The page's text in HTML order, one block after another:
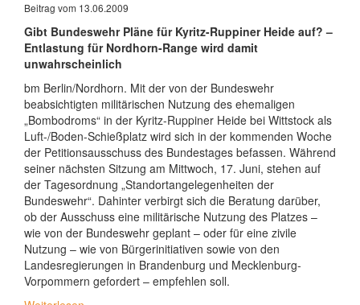
Beitrag vom 13.06.2009
Gibt Bundeswehr Pläne für Kyritz-Ruppiner Heide auf? –
Entlastung für Nordhorn-Range wird damit
unwahrscheinlich
bm Berlin/Nordhorn. Mit der von der Bundeswehr
beabsichtigten militärischen Nutzung des ehemaligen
„Bombodroms“ in der Kyritz-Ruppiner Heide bei Wittstock als
Luft-/Boden-Schießplatz wird sich in der kommenden Woche
der Petitionsausschuss des Bundestages befassen. Während
seiner nächsten Sitzung am Mittwoch, 17. Juni, stehen auf
der Tagesordnung „Standortangelegenheiten der
Bundeswehr“. Dahinter verbirgt sich die Beratung darüber,
ob der Ausschuss eine militärische Nutzung des Platzes –
wie von der Bundeswehr geplant – oder für eine zivile
Nutzung – wie von Bürgerinitiativen sowie von den
Landesregierungen in Brandenburg und Mecklenburg-
Vorpommern gefordert – empfehlen soll.